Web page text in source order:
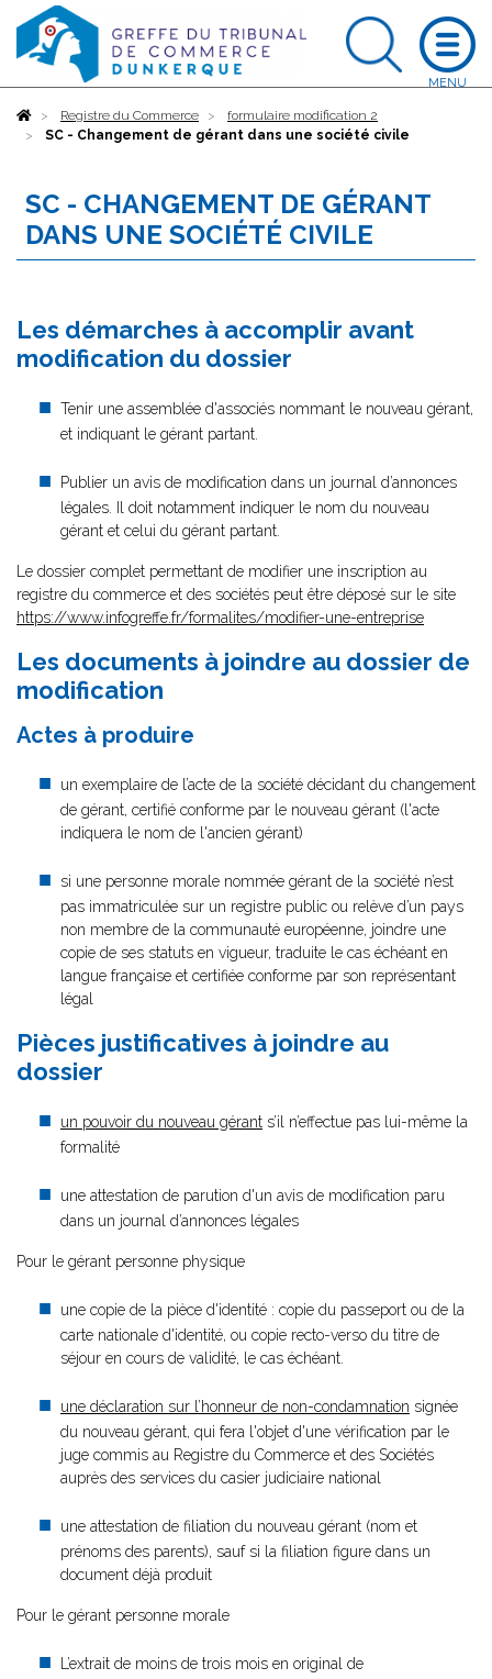
AccueilRegistre du Commerce
formulaire modification 2
SC - Changement de gérant dans une société civile
SC - CHANGEMENT DE GÉRANT
DANS UNE SOCIÉTÉ CIVILE
Les démarches à accomplir avant
modification du dossier
Tenir une assemblée d'associés nommant le nouveau gérant,
et indiquant le gérant partant.
Publier un avis de modification dans un journal d’annonces
légales. Il doit notamment indiquer le nom du nouveau
gérant et celui du gérant partant.
Le dossier complet permettant de modifier une inscription au
registre du commerce et des sociétés peut être déposé sur le site
https://www.infogreffe.fr/formalites/modifier-une-entreprise
Les documents à joindre au dossier de
modification
Actes à produire
un exemplaire de l’acte de la société décidant du changement
de gérant, certifié conforme par le nouveau gérant (l'acte
indiquera le nom de l'ancien gérant)
si une personne morale nommée gérant de la société n’est
pas immatriculée sur un registre public ou relève d’un pays
non membre de la communauté européenne, joindre une
copie de ses statuts en vigueur, traduite le cas échéant en
langue française et certifiée conforme par son représentant
légal
Pièces justificatives à joindre au
dossier
un pouvoir du nouveau gérant s’il n’effectue pas lui-même la
formalité
une attestation de parution d'un avis de modification paru
dans un journal d’annonces légales
Pour le gérant personne physique
une copie de la pièce d'identité : copie du passeport ou de la
carte nationale d'identité, ou copie recto-verso du titre de
séjour en cours de validité, le cas échéant.
une déclaration sur l’honneur de non-condamnation signée
du nouveau gérant, qui fera l'objet d'une vérification par le
juge commis au Registre du Commerce et des Sociétés
auprès des services du casier judiciaire national
une attestation de filiation du nouveau gérant (nom et
prénoms des parents), sauf si la filiation figure dans un
document déjà produit
Pour le gérant personne morale
L’extrait de moins de trois mois en original de